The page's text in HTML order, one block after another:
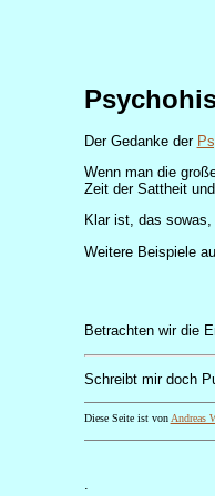
Der Gedanke der
Wenn man die
Zeit der Sattheit
Klar ist, das
Weitere Beispiele
Betrachten wir die
Schreibt mir doch
Diese Seite ist vonAndreas